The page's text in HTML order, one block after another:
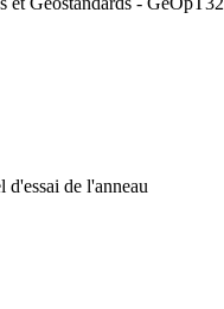
d'essai de l'anneau